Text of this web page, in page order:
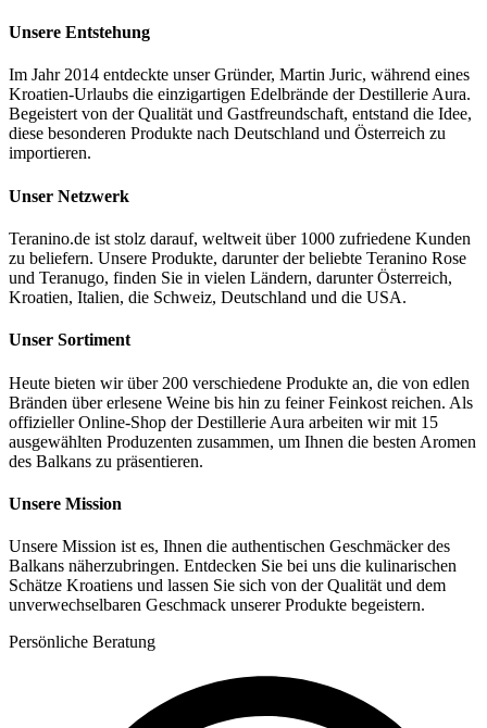
Unsere Entstehung
Im Jahr 2014 entdeckte unser Gründer, Martin Juric, während eines
Kroatien-Urlaubs die einzigartigen Edelbrände der Destillerie Aura.
Begeistert von der Qualität und Gastfreundschaft, entstand die Idee,
diese besonderen Produkte nach Deutschland und Österreich zu
importieren.
Unser Netzwerk
Teranino.de ist stolz darauf, weltweit über 1000 zufriedene Kunden
zu beliefern. Unsere Produkte, darunter der beliebte Teranino Rose
und Teranugo, finden Sie in vielen Ländern, darunter Österreich,
Kroatien, Italien, die Schweiz, Deutschland und die USA.
Unser Sortiment
Heute bieten wir über 200 verschiedene Produkte an, die von edlen
Bränden über erlesene Weine bis hin zu feiner Feinkost reichen. Als
offizieller Online-Shop der Destillerie Aura arbeiten wir mit 15
ausgewählten Produzenten zusammen, um Ihnen die besten Aromen
des Balkans zu präsentieren.
Unsere Mission
Unsere Mission ist es, Ihnen die authentischen Geschmäcker des
Balkans näherzubringen. Entdecken Sie bei uns die kulinarischen
Schätze Kroatiens und lassen Sie sich von der Qualität und dem
unverwechselbaren Geschmack unserer Produkte begeistern.
Persönliche Beratung